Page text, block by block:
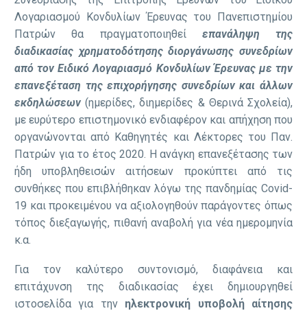
Λογαριασμού Κονδυλίων Έρευνας του Πανεπιστημίου
Πατρών θα πραγματοποιηθεί
επανάληψη της
διαδικασίας χρηματοδότησης διοργάνωσης συνεδρίων
από τον Ειδικό Λογαριασμό Κονδυλίων Έρευνας με την
επανεξέταση της επιχορήγησης συνεδρίων και άλλων
εκδηλώσεων(ημερίδες, διημερίδες & Θερινά Σχολεία),
με ευρύτερο επιστημονικό ενδιαφέρον και απήχηση που
οργανώνονται από Καθηγητές και Λέκτορες του Παν.
Πατρών για το έτος 2020. Η ανάγκη επανεξέτασης των
ήδη υποβληθεισών αιτήσεων προκύπτει από τις
συνθήκες που επιβλήθηκαν λόγω της πανδημίας Covid-
19 και προκειμένου να αξιολογηθούν παράγοντες όπως
τόπος διεξαγωγής, πιθανή αναβολή για νέα ημερομηνία
κ.α.
Για τον καλύτερο συντονισμό, διαφάνεια και
επιτάχυνση της διαδικασίας έχει δημιουργηθεί
ιστοσελίδα για την ηλεκτρονική υποβολή αίτησης